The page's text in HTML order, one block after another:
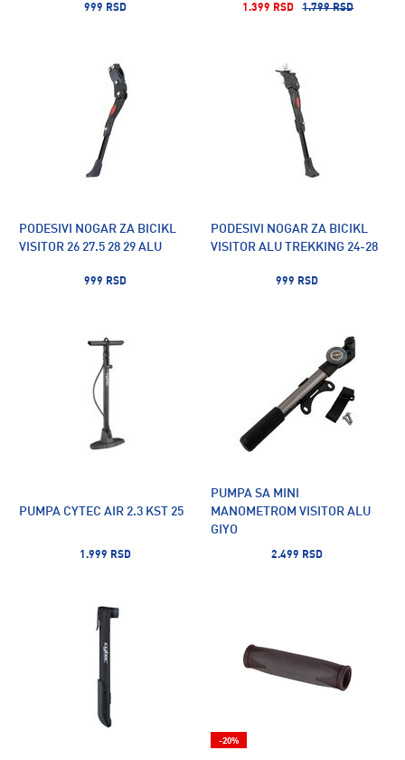
999 RSD 1.399 RSD 1.799 RSD
PODESIVI NOGAR ZA BICIKL
VISITOR 26 27.5 28 29 ALU
999 RSD
PODESIVI NOGAR ZA BICIKL
VISITOR ALU TREKKING 24-28
999 RSD
PUMPA CYTEC AIR 2.3 KST 25
1.999 RSD
PUMPA SA MINI
MANOMETROM VISITOR ALU
GIYO
2.499 RSD
-20%